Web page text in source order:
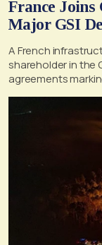
France Joins
Major GSI
A French
shareholder in the
agreements